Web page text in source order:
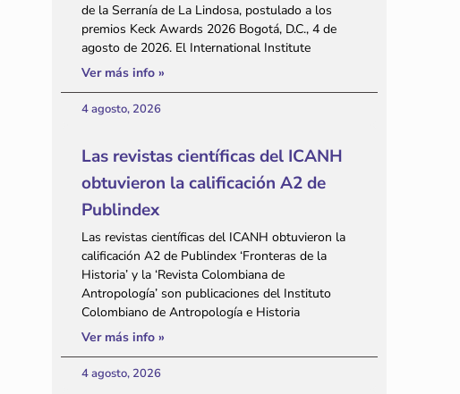
de la Serranía de La Lindosa, postulado a los
premios Keck Awards 2026 Bogotá, D.C., 4 de
agosto de 2026. El International Institute
Ver más info »
4 agosto, 2026
Las revistas científicas del ICANH
obtuvieron la calificación A2 de
Publindex
Las revistas científicas del ICANH obtuvieron la
calificación A2 de Publindex ‘Fronteras de la
Historia’ y la ‘Revista Colombiana de
Antropología’ son publicaciones del Instituto
Colombiano de Antropología e Historia
Ver más info »
4 agosto, 2026